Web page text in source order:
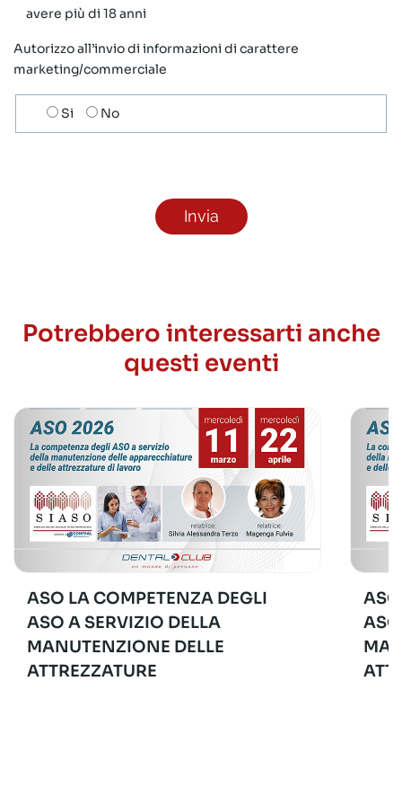
avere più di 18 anni
Autorizzo all’invio di informazioni di carattere
marketing/commerciale
Scelta
invio
Si No
Potrebbero interessarti anche
questi eventi
ASO LA COMPETENZA DEGLI
ASO A SERVIZIO DELLA
MANUTENZIONE DELLE
ATTREZZATURE